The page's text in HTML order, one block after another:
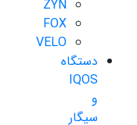
ZYN
FOX
VELO
دستگاه
IQOS
و
سیگار